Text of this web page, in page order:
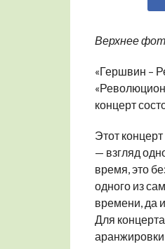
Верхнее
«Гершвин –
концерт
Этот
— взгляд
время, это
одного из
времени, да
Для